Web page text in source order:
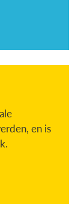
en is